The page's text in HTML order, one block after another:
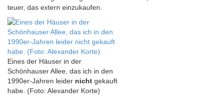
teuer, das extern einzukaufen.
Eines der Häuser in der
Schönhauser Allee, das ich in den
1990er-Jahren leider nicht gekauft
habe. (Foto: Alexander Korte)